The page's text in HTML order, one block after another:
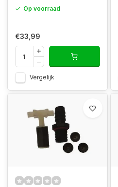
Op voorraad
€33,99
Vergelijk